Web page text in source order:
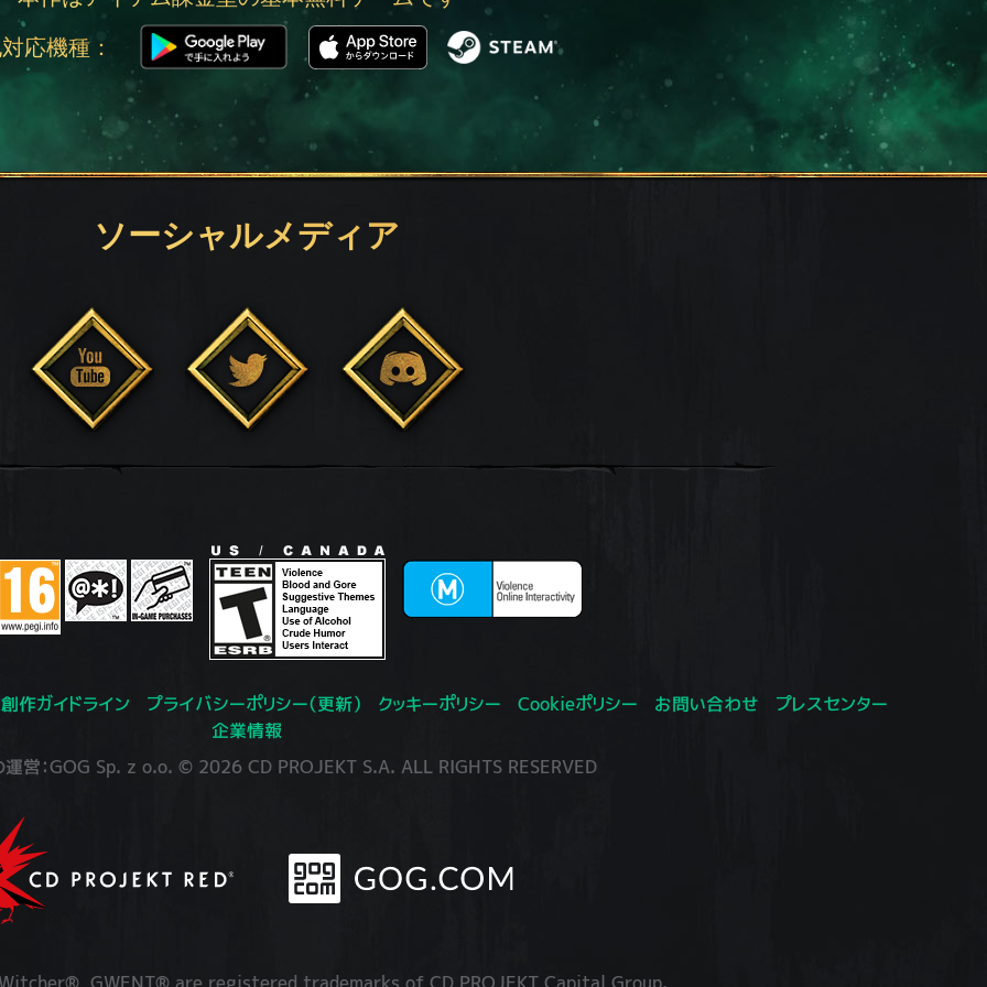
応機種：
ソーシャルメディア
作ガイドライン プライバシーポリシー（更新） クッキーポリシー Cookieポリシー お問い合わせ
プレスセンター
企業情報
運営：GOG Sp. z o.o. © 2026 CD PROJEKT S.A. ALL RIGHTS RESERVED